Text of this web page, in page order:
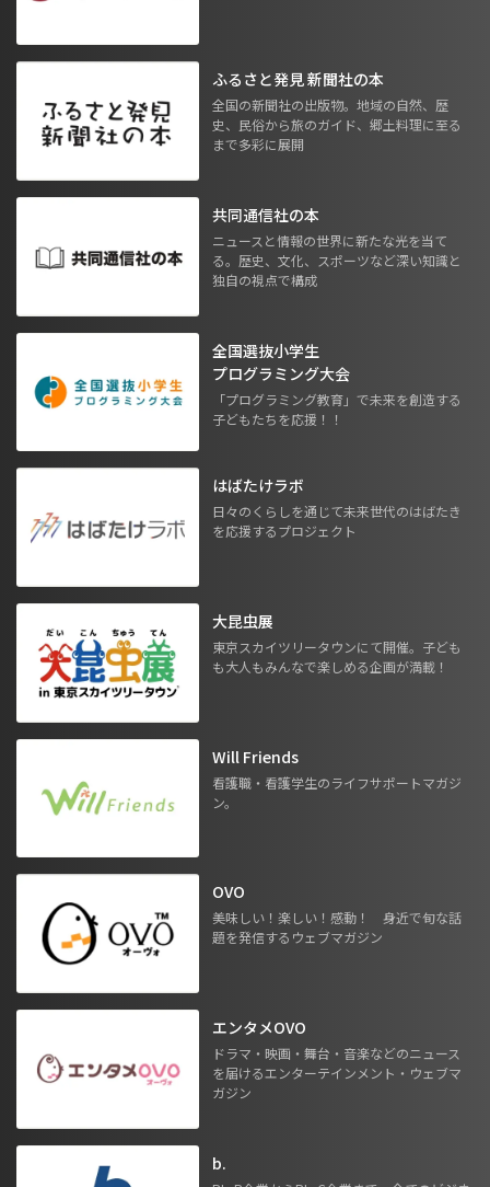
ふるさと発見 新聞社の本
全国の新聞社の出版物。地域の自然、歴
史、民俗から旅のガイド、郷土料理に至る
まで多彩に展開
共同通信社の本
ニュースと情報の世界に新たな光を当て
る。歴史、文化、スポーツなど深い知識と
独自の視点で構成
全国選抜小学生
プログラミング大会
「プログラミング教育」で未来を創造する
子どもたちを応援！！
はばたけラボ
日々のくらしを通じて未来世代のはばたき
を応援するプロジェクト
大昆虫展
東京スカイツリータウンにて開催。子ども
も大人もみんなで楽しめる企画が満載！
Will Friends
看護職・看護学生のライフサポートマガジ
ン。
OVO
美味しい！楽しい！感動！ 身近で旬な話
題を発信するウェブマガジン
エンタメOVO
ドラマ・映画・舞台・音楽などのニュース
を届けるエンターテインメント・ウェブマ
ガジン
b.